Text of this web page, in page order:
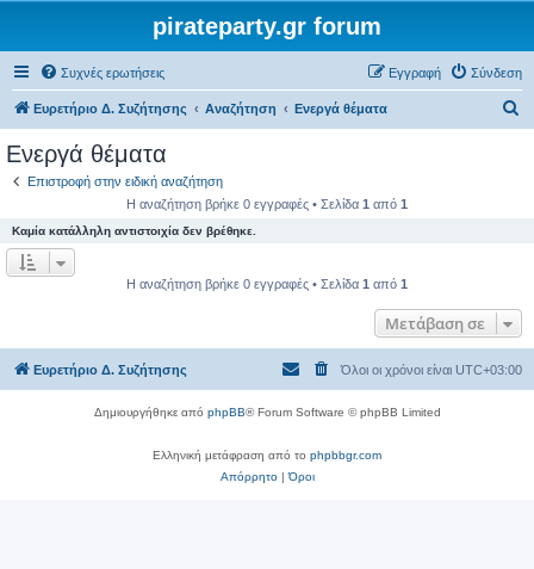
pirateparty.gr forum
Συχνές ερωτήσεις Σύνδεση
Εγγραφή
Ευρετήριο Δ. Συζήτησης Αναζήτηση Ενεργά θέματα
η
Ενεργά θέματα
Επιστροφή στην ειδική αναζήτηση
Η αναζήτηση βρήκε 0 εγγραφές • Σελίδα 1 από 1
Καμία κατάλληλη αντιστοιχία δεν βρέθηκε.
Η αναζήτηση βρήκε 0 εγγραφές • Σελίδα 1 από 1
Μετάβαση σε
Ευρετήριο Δ. Συζήτησης Όλοι οι χρόνοι είναι UTC+03:00
Δημιουργήθηκε από phpBB® Forum Software © phpBB Limited
Ελληνική μετάφραση από το phpbbgr.com
Απόρρητο|Όροι